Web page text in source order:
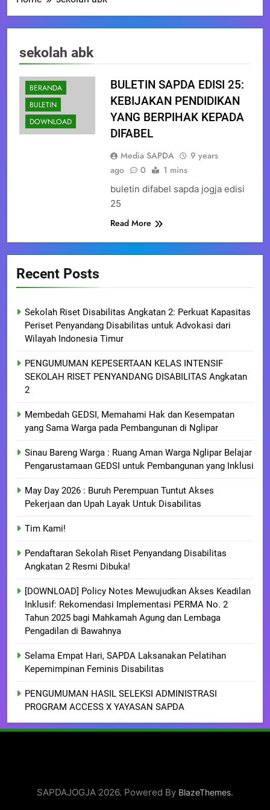
sekolah abk
BERANDA
BULETIN
DOWNLOAD
BULETIN SAPDA EDISI 25:
KEBIJAKAN PENDIDIKAN
YANG BERPIHAK KEPADA
DIFABEL
Media SAPDA
9 years
ago
0 1 mins
buletin difabel sapda jogja edisi
25
Read More
Recent Posts
Sekolah Riset Disabilitas Angkatan 2: Perkuat Kapasitas
Periset Penyandang Disabilitas untuk Advokasi dari
Wilayah Indonesia Timur
PENGUMUMAN KEPESERTAAN KELAS INTENSIF
SEKOLAH RISET PENYANDANG DISABILITAS Angkatan
2
Membedah GEDSI, Memahami Hak dan Kesempatan
yang Sama Warga pada Pembangunan di Nglipar
Sinau Bareng Warga : Ruang Aman Warga Nglipar Belajar
Pengarustamaan GEDSI untuk Pembangunan yang Inklusi
May Day 2026 : Buruh Perempuan Tuntut Akses
Pekerjaan dan Upah Layak Untuk Disabilitas
Tim Kami!
Pendaftaran Sekolah Riset Penyandang Disabilitas
Angkatan 2 Resmi Dibuka!
[DOWNLOAD] Policy Notes Mewujudkan Akses Keadilan
Inklusif: Rekomendasi Implementasi PERMA No. 2
Tahun 2025 bagi Mahkamah Agung dan Lembaga
Pengadilan di Bawahnya
Selama Empat Hari, SAPDA Laksanakan Pelatihan
Kepemimpinan Feminis Disabilitas
PENGUMUMAN HASIL SELEKSI ADMINISTRASI
PROGRAM ACCESS X YAYASAN SAPDA
SAPDAJOGJA 2026. Powered By BlazeThemes.